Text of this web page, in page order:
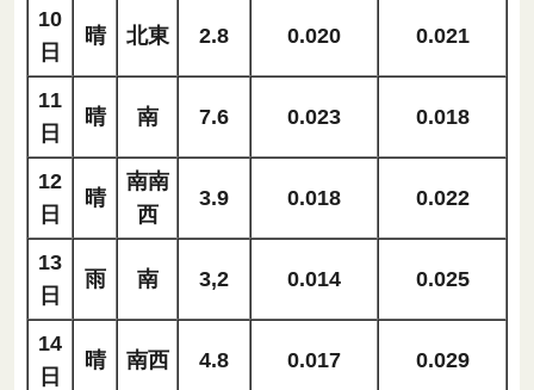
10
日
晴 北東 2.8 0.020 0.021
11
日
晴 南 7.6 0.023 0.018
12
日
晴
南南
西
3.9 0.018 0.022
13
日
雨 南 3,2 0.014 0.025
14
日
晴 南西 4.8 0.017 0.029